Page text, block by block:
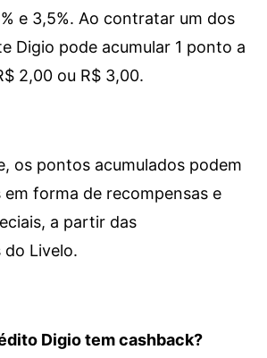
e 3,5%. Ao contratar um dos
Digio pode acumular 1 ponto a
2,00 ou R$ 3,00.
os pontos acumulados podem
em forma de recompensas e
a partir das
Livelo.
Digio tem cashback?